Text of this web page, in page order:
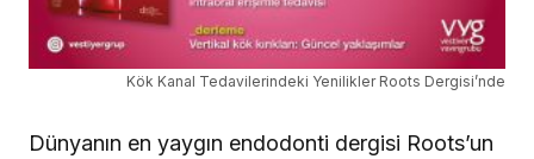
Kök Kanal Tedavilerindeki Yenilikler Roots Dergisi’nde
Dünyanın en yaygın endodonti dergisi Roots’un